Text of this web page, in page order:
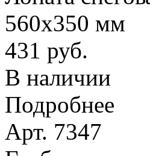
560х350 мм
431 руб.
В наличии
Подробнее
Арт. 7347